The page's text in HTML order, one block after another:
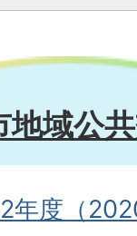
地域公
年度（